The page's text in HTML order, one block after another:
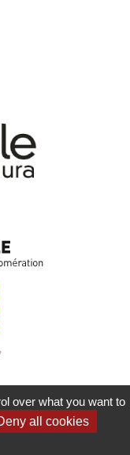
DU SITE
KOREDGE
over what you want to
all cookies